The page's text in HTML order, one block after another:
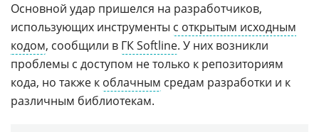
Основной удар пришелся на разработчиков,
использующих инструменты с открытым исходным
кодом, сообщили в ГК Softline. У них возникли
проблемы с доступом не только к репозиториям
кода, но также к облачным средам разработки и к
различным библиотекам.